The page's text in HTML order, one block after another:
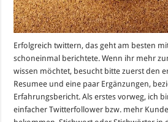
Erfolgreich twittern, das geht am besten
schoneinmal berichtete. Wenn ihr mehr
wissen möchtet, besucht bitte zuerst den
Resumee und eine paar Ergänzungen,
Erfahrungsbericht. Als erstes vorweg, ich
einfacher Twitterfollower bzw. mehr